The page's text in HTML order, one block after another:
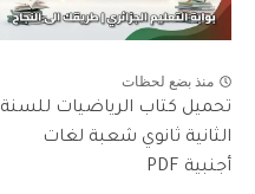
منذ بضع لحظات
تحميل كتاب الرياضيات للسنة
الثانية ثانوي شعبة لغات
أجنبية PDF